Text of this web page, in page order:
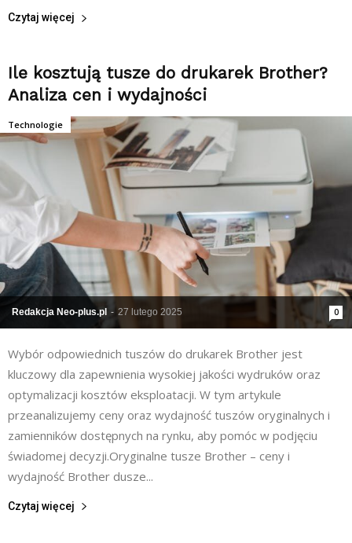
Czytaj więcej
Ile kosztują tusze do drukarek Brother?
Analiza cen i wydajności
Redakcja Neo-plus.pl - 27 lutego 2025 0
Technologie
​Wybór odpowiednich tuszów do drukarek Brother jest
kluczowy dla zapewnienia wysokiej jakości wydruków oraz
optymalizacji kosztów eksploatacji. W tym artykule
przeanalizujemy ceny oraz wydajność tuszów oryginalnych i
zamienników dostępnych na rynku, aby pomóc w podjęciu
świadomej decyzji.​ Oryginalne tusze Brother – ceny i
wydajność Brother dusze...
Czytaj więcej